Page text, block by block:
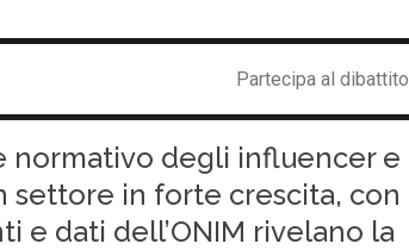
Partecipa al dibattito
normativo degli influencer e
settore in forte crescita, con
e dati dell’ONIM rivelano la